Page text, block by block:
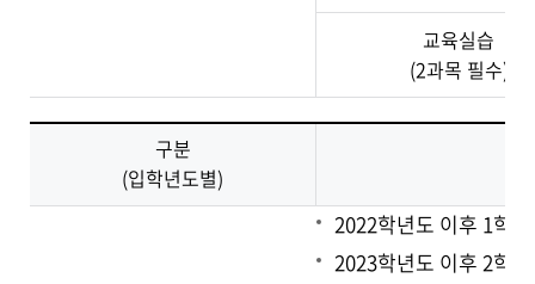
교육실습
(2과목 필수)
구분
(입학년도별)
2022학년도 이후 1학
2023학년도 이후 2학